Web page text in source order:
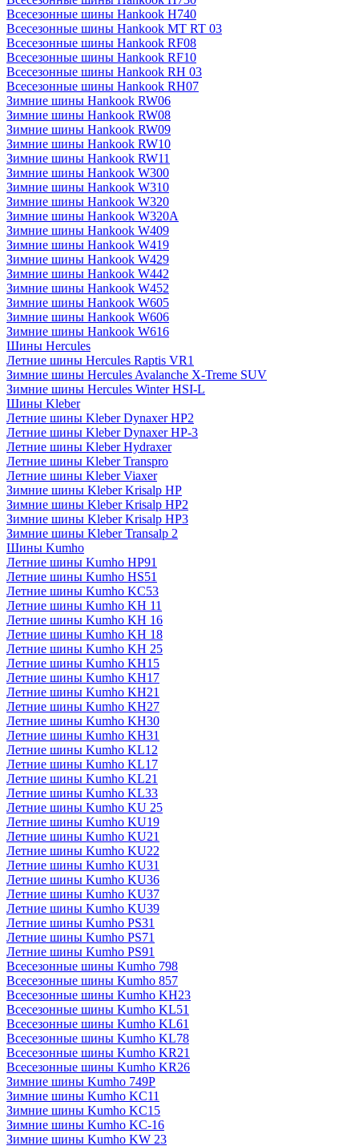
Всесезонные шины Hankook H740
Всесезонные шины Hankook MT RT 03
Всесезонные шины Hankook RF08
Всесезонные шины Hankook RF10
Всесезонные шины Hankook RH 03
Всесезонные шины Hankook RH07
Зимние шины Hankook RW06
Зимние шины Hankook RW08
Зимние шины Hankook RW09
Зимние шины Hankook RW10
Зимние шины Hankook RW11
Зимние шины Hankook W300
Зимние шины Hankook W310
Зимние шины Hankook W320
Зимние шины Hankook W320A
Зимние шины Hankook W409
Зимние шины Hankook W419
Зимние шины Hankook W429
Зимние шины Hankook W442
Зимние шины Hankook W452
Зимние шины Hankook W605
Зимние шины Hankook W606
Зимние шины Hankook W616
Шины Hercules
Летние шины Hercules Raptis VR1
Зимние шины Hercules Avalanche X-Treme SUV
Зимние шины Hercules Winter HSI-L
Шины Kleber
Летние шины Kleber Dynaxer HP2
Летние шины Kleber Dynaxer HP-3
Летние шины Kleber Hydraxer
Летние шины Kleber Transpro
Летние шины Kleber Viaxer
Зимние шины Kleber Krisalp HP
Зимние шины Kleber Krisalp HP2
Зимние шины Kleber Krisalp HP3
Зимние шины Kleber Transalp 2
Шины Kumho
Летние шины Kumho HP91
Летние шины Kumho HS51
Летние шины Kumho KC53
Летние шины Kumho KH 11
Летние шины Kumho KH 16
Летние шины Kumho KH 18
Летние шины Kumho KH 25
Летние шины Kumho KH15
Летние шины Kumho KH17
Летние шины Kumho KH21
Летние шины Kumho KH27
Летние шины Kumho KH30
Летние шины Kumho KH31
Летние шины Kumho KL12
Летние шины Kumho KL17
Летние шины Kumho KL21
Летние шины Kumho KL33
Летние шины Kumho KU 25
Летние шины Kumho KU19
Летние шины Kumho KU21
Летние шины Kumho KU22
Летние шины Kumho KU31
Летние шины Kumho KU36
Летние шины Kumho KU37
Летние шины Kumho KU39
Летние шины Kumho PS31
Летние шины Kumho PS71
Летние шины Kumho PS91
Всесезонные шины Kumho 798
Всесезонные шины Kumho 857
Всесезонные шины Kumho KH23
Всесезонные шины Kumho KL51
Всесезонные шины Kumho KL61
Всесезонные шины Kumho KL78
Всесезонные шины Kumho KR21
Всесезонные шины Kumho KR26
Зимние шины Kumho 749P
Зимние шины Kumho KC11
Зимние шины Kumho KC15
Зимние шины Kumho KC-16
Зимние шины Kumho KW 23